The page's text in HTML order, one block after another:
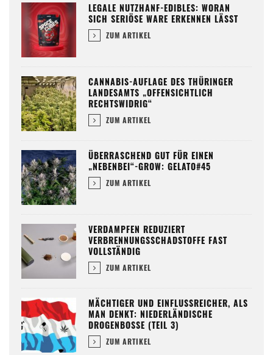
LEGALE NUTZHANF-EDIBLES: WORAN
SICH SERIÖSE WARE ERKENNEN LÄSST
ZUM ARTIKEL
CANNABIS-AUFLAGE DES THÜRINGER
LANDESAMTS „OFFENSICHTLICH
RECHTSWIDRIG“
ZUM ARTIKEL
ÜBERRASCHEND GUT FÜR EINEN
„NEBENBEI“-GROW: GELATO#45
ZUM ARTIKEL
VERDAMPFEN REDUZIERT
VERBRENNUNGSSCHADSTOFFE FAST
VOLLSTÄNDIG
ZUM ARTIKEL
MÄCHTIGER UND EINFLUSSREICHER, ALS
MAN DENKT: NIEDERLÄNDISCHE
DROGENBOSSE (TEIL 3)
ZUM ARTIKEL